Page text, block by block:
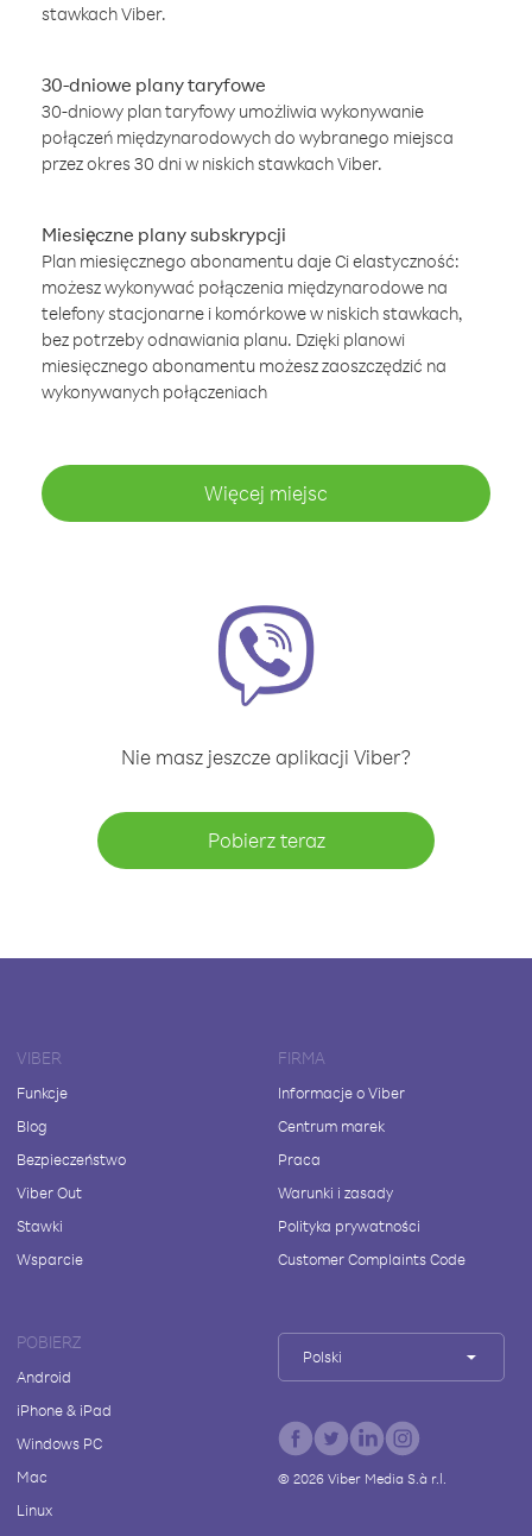
stawkach Viber.
30-dniowe plany taryfowe
30-dniowy plan taryfowy umożliwia wykonywanie
połączeń międzynarodowych do wybranego miejsca
przez okres 30 dni w niskich stawkach Viber.
Miesięczne plany subskrypcji
Plan miesięcznego abonamentu daje Ci elastyczność:
możesz wykonywać połączenia międzynarodowe na
telefony stacjonarne i komórkowe w niskich stawkach,
bez potrzeby odnawiania planu. Dzięki planowi
miesięcznego abonamentu możesz zaoszczędzić na
wykonywanych połączeniach
Więcej miejsc
Nie masz jeszcze aplikacji Viber?
Pobierz teraz
VIBER
Funkcje
Blog
Bezpieczeństwo
Viber Out
Stawki
Wsparcie
FIRMA
Informacje o Viber
Centrum marek
Praca
Warunki i zasady
Polityka prywatności
Customer Complaints Code
POBIERZ
Android
iPhone & iPad
Windows PC
Mac
Linux
Polski
© 2026Viber Media S.à r.l.